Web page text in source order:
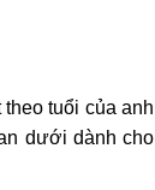
tuổi của anh
dưới dành cho